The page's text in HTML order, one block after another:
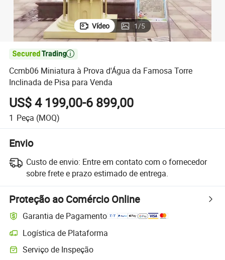
Vídeo 1/5

Ccmb06 Miniatura à Prova d'Água da Famosa Torre
Inclinada de Pisa para Venda
US$ 4 199,00-6 899,00
1 Peça (MOQ)
Envio
Custo de envio: Entre em contato com o fornecedor
sobre frete e prazo estimado de entrega.
Proteção ao Comércio Online
Garantia de Pagamento
Logística de Plataforma
Rastreamento de remessas mais claro com logística suportada pela
Serviço de Inspeção
Inspeção pré-envio opcional para verificação de qualidade e